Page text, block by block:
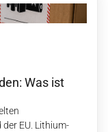
Was ist
EU. Lithium-